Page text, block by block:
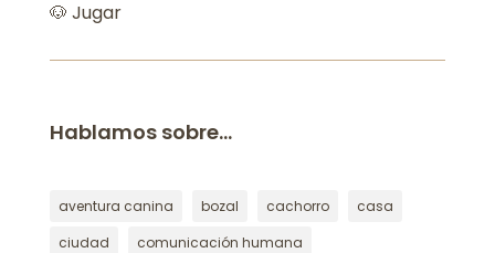
🐶 Jugar
Hablamos sobre…
aventura canina bozal cachorro
casa
ciudad
comunicación humana